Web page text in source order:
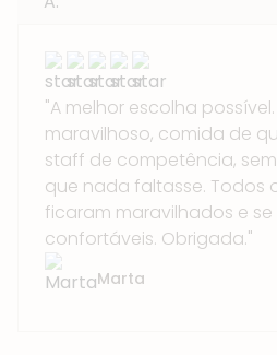
"A melhor escolha
maravilhoso, comida de
staff de competência,
que nada faltasse. Todos
ficaram maravilhados e
confortáveis. Obrigada."
Marta